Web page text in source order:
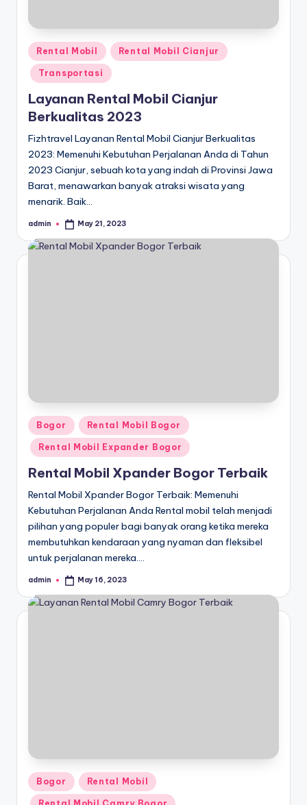
Posted
in
Rental Mobil Rental Mobil Cianjur
Transportasi
Layanan Rental Mobil Cianjur
Berkualitas 2023
Fizhtravel Layanan Rental Mobil Cianjur Berkualitas
2023: Memenuhi Kebutuhan Perjalanan Anda di Tahun
2023 Cianjur, sebuah kota yang indah di Provinsi Jawa
Barat, menawarkan banyak atraksi wisata yang
menarik. Baik…
Posted
admin May 21, 2023
Posted
in
Bogor Rental Mobil Bogor
Rental Mobil Expander Bogor
Rental Mobil Xpander Bogor Terbaik
Rental Mobil Xpander Bogor Terbaik: Memenuhi
Kebutuhan Perjalanan Anda Rental mobil telah menjadi
pilihan yang populer bagi banyak orang ketika mereka
membutuhkan kendaraan yang nyaman dan fleksibel
untuk perjalanan mereka.…
Posted
admin May 16, 2023
Posted
in
Bogor Rental Mobil